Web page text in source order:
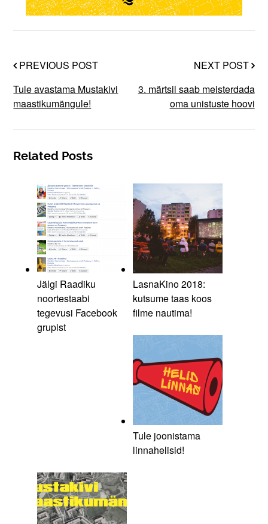
PREVIOUS POST
Tule avastama Mustakivi
maastikumängule!
NEXT POST
3. märtsil saab meisterdada
oma unistuste hoovi
Related Posts
Jälgi Raadiku
noortestaabi
tegevusi Facebook
grupist
LasnaKino 2018:
kutsume taas koos
filme nautima!
Tule joonistama
linnahelisid!